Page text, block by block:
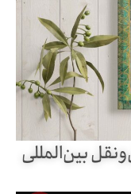
بین‌المللی